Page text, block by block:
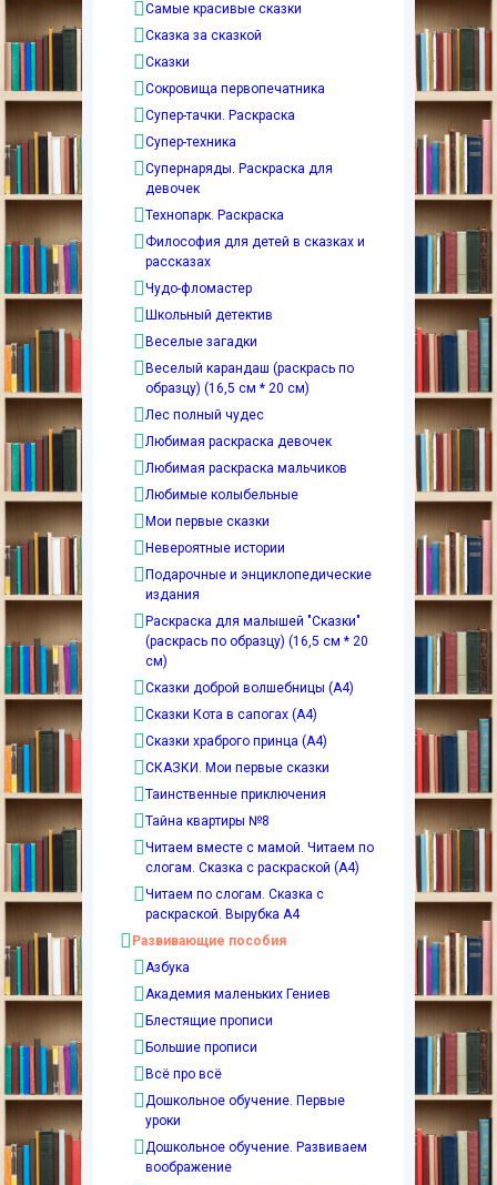
Самые красивые сказки
Сказка за сказкой
Сказки
Сокровища первопечатника
Супер-тачки. Раскраска
Супер-техника
Супернаряды. Раскраска для
девочек
Технопарк. Раскраска
Философия для детей в сказках и
рассказах
Чудо-фломастер
Школьный детектив
Веселые загадки
Веселый карандаш (раскрась по
образцу) (16,5 см * 20 см)
Лес полный чудес
Любимая раскраска девочек
Любимая раскраска мальчиков
Любимые колыбельные
Мои первые сказки
Невероятные истории
Подарочные и энциклопедические
издания
Раскраска для малышей "Сказки"
(раскрась по образцу) (16,5 см * 20
см)
Сказки доброй волшебницы (А4)
Сказки Кота в сапогах (А4)
Сказки храброго принца (А4)
СКАЗКИ. Мои первые сказки
Таинственные приключения
Тайна квартиры №8
Читаем вместе с мамой. Читаем по
слогам. Сказка с раскраской (А4)
Читаем по слогам. Сказка с
раскраской. Вырубка А4
Развивающие пособия
Азбука
Академия маленьких Гениев
Блестящие прописи
Большие прописи
Всё про всё
Дошкольное обучение. Первые
уроки
Дошкольное обучение. Развиваем
воображение